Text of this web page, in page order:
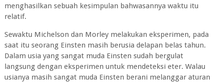
menghasilkan sebuah kesimpulan bahwasannya waktu itu
relatif.
Sewaktu Michelson dan Morley melakukan eksperimen, pada
saat itu seorang Einsten masih berusia delapan belas tahun.
Dalam usia yang sangat muda Einsten sudah bergulat
langsung dengan eksperimen untuk mendeteksi eter. Walau
usianya masih sangat muda Einsten berani melanggar aturan